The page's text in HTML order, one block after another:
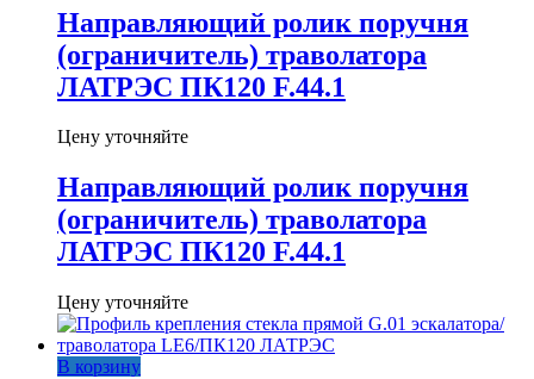
Направляющий ролик поручня
(ограничитель) траволатора
ЛАТРЭС ПК120 F.44.1
Цену уточняйте
Направляющий ролик поручня
(ограничитель) траволатора
ЛАТРЭС ПК120 F.44.1
Цену уточняйте
В корзину